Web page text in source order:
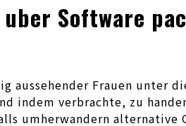
Software
Frauen unter
indem verbrachte, zu
umherwandern alternative